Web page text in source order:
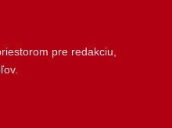
pre redakciu,